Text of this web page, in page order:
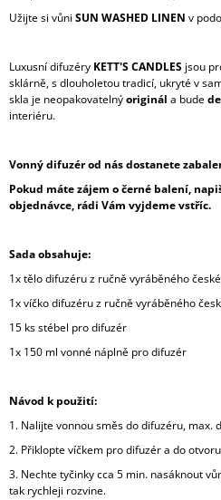
Užijte si vůni SUN WASHED LINEN v
Luxusní difuzéry KETT'S CANDLES jsou
sklárně, s dlouholetou tradicí, ukryté v
skla je neopakovatelnýoriginál a bude
interiéru.
Vonný difuzér od nás dostanete
Pokud máte zájem o černé balení,
objednávce, rádi Vám vyjdeme vstříc.
Sada obsahuje:
1x tělo difuzéru z ručně vyráběného
1x víčko difuzéru z ručně vyráběného
15 ks stébel pro difuzér
1x 150 ml vonné náplně pro difuzér
Návod k použití:
1. Nalijte vonnou směs do difuzéru, max.
2. Přiklopte víčkem pro difuzér a do
3. Nechte tyčinky cca 5 min. nasáknout
tak rychleji rozvine.